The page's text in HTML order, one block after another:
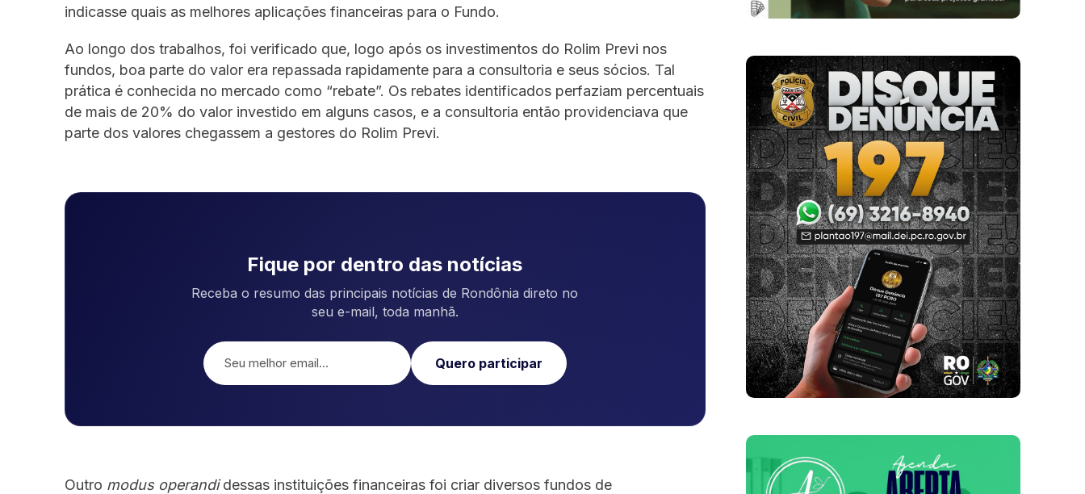
indicasse quais as melhores aplicações financeiras para o Fundo.
Ao longo dos trabalhos, foi verificado que, logo após os investimentos do Rolim Previ nos
fundos, boa parte do valor era repassada rapidamente para a consultoria e seus sócios. Tal
prática é conhecida no mercado como “rebate”. Os rebates identificados perfaziam percentuais
de mais de 20% do valor investido em alguns casos, e a consultoria então providenciava que
parte dos valores chegassem a gestores do Rolim Previ.
Fique por dentro das notícias
Receba o resumo das principais notícias de Rondônia direto no
seu e-mail, toda manhã.
Quero participar
Outro modus operandidessas instituições financeiras foi criar diversos fundos de